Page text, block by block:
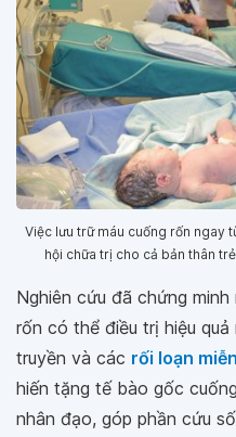
Việc lưu trữ máu cuống rốn ngay
hội chữa trị cho cả bản thân
Nghiên cứu đã chứng
rốn có thể điều trị hiệu
truyền và các rối loạn
hiến tặng tế bào gốc
nhân đạo, góp phần cứu